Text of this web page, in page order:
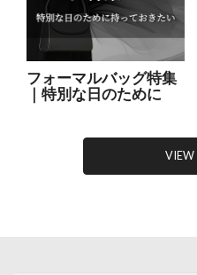
フォーマルバッグ特集
｜特別な日のために
VIEW